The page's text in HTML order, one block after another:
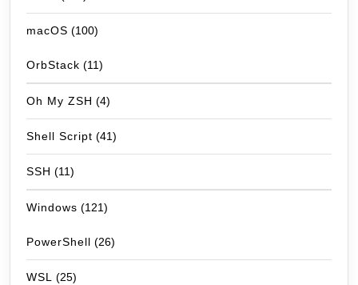
macOS (100)
OrbStack (11)
Oh My ZSH (4)
Shell Script (41)
SSH (11)
Windows (121)
PowerShell (26)
WSL (25)